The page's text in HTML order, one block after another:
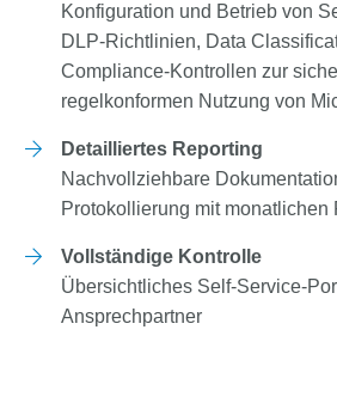
Konfiguration und Betrieb von
DLP-Richtlinien, Data
Compliance-Kontrollen zur
regelkonformen Nutzung von
Detailliertes Reporting
Nachvollziehbare
Protokollierung mit monatlichen
Vollständige Kontrolle
Übersichtliches Self-Service-
Ansprechpartner